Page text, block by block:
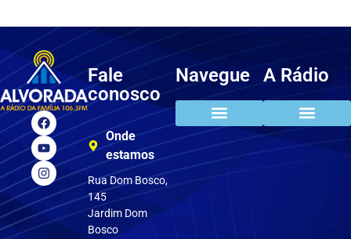
Fale
conosco
Onde
estamos
Rua Dom Bosco,
145
Jardim Dom
Bosco
Navegue A Rádio